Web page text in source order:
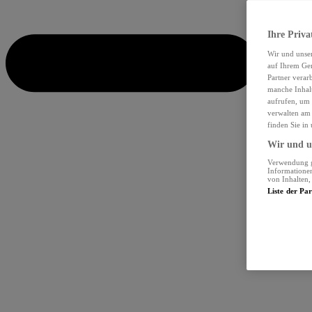
Ihre
Wir und
auf Ihrem
Partner
manche
aufrufen, um
verwalten
finden Sie in
Wir und
Verwendung
von Inhalten,
Liste der